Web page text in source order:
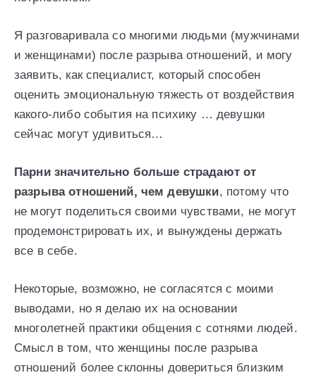
Я разговаривала со многими людьми (мужчинами
и женщинами) после разрыва отношений, и могу
заявить, как специалист, который способен
оценить эмоциональную тяжесть от воздействия
какого-либо события на психику … девушки
сейчас могут удивиться…
Парни значительно больше страдают от
разрыва отношений, чем девушки, потому что
не могут поделиться своими чувствами, не могут
продемонстрировать их, и вынуждены держать
все в себе.
Некоторые, возможно, не согласятся с моими
выводами, но я делаю их на основании
многолетней практики общения с сотнями людей.
Смысл в том, что женщины после разрыва
отношений более склонны довериться близким